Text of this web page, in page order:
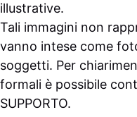
illustrative.
Tali immagini non
vanno intese come
soggetti. Per
formali è possibile
SUPPORTO.